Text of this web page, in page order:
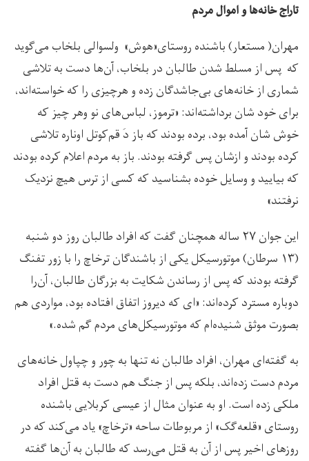
تاراج خانه‌ها و اموال مردم
مهران( مستعار) باشنده روستای«هوش» ولسوالی بلخاب می‌گوید
که پس از مسلط شدن طالبان در بلخاب، آن‌ها دست به تلاشی
شماری از خانه‌های بی‌جاشدگان زده و هرچیزی را که خواسته‌اند،
برای خود شان برداشته‌اند: «ترموز، لباس‌های نو وهر چیز که
خوش شان آمده بود، برده بودند که باز دَ قم‌کوتل اوناره تلاشی
کرده بودند و ازشان پس گرفته بودند. باز به مردم اعلام کرده بودند
که بیایید و وسایل خوده بشناسید که کسی از ترس هیچ نزدیک
نرفتند»
این جوان ۲۷ ساله همچنان گفت که افراد طالبان روز دو شنبه
(۱۳ سرطان) موتورسیکل یکی از باشندگان ترخاچ را با زور تفنگ
گرفته بودند که پس از رساندن شکایت به بزرگان طالبان، آن‌را
دوباره مسترد کرده‌اند: «ای که دیروز اتفاق افتاده بود، مواردی هم
بصورت موثق شنیده‌ام که موتورسیکل‌های مردم گم شده.»
به گفته‌ای مهران، افراد طالبان نه تنها به چور و چپاول خانه‌های
مردم دست زده‌اند، بلکه پس از جنگ هم دست به قتل افراد
ملکی زده است. او به عنوان مثال از عیسی کربلایی باشنده
روستای «قلعه‌گک» از مربوطات ساحه «ترخاچ» یاد می‌کند که در
روزهای اخیر پس از آن به قتل می‌رسد که طالبان به آن‌ها گفته